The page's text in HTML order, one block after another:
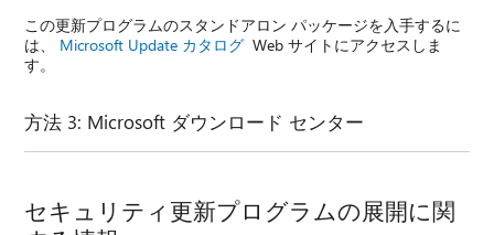
この更新プログラムのスタンドアロン パッケージを入手するに
は、 Microsoft Update カタログ Web サイトにアクセスしま
す。
方法 3: Microsoft ダウンロード センター
セキュリティ更新プログラムの展開に関